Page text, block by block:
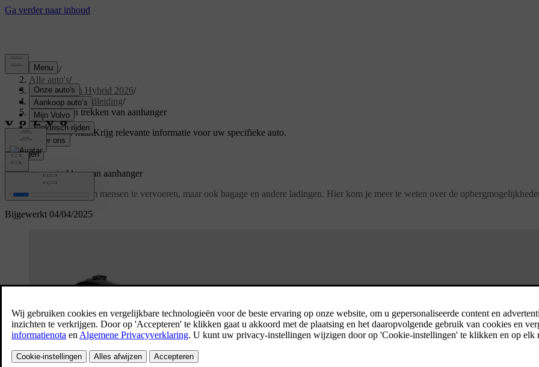
Support/
Alle auto's/
XC60 Plug-in Hybrid 2026/
Gebruikershandleiding/
Opbergen en trekken van aanhanger
Ondersteuning op maatKrijg relevante informatie voor uw specifieke auto.
Inloggen
Bijgewerkt 04/04/2025
Opbergen en trekken van aanhanger
Je auto is ontworpen om mensen te vervoeren, maar ook bagage en andere ladingen. Hier kom je meer te weten over de